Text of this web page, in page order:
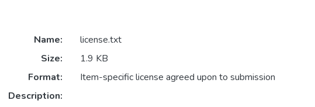
Name:
license.txt
Size:
1.9 KB
Format:
Item-specific license agreed upon to submission
Description: